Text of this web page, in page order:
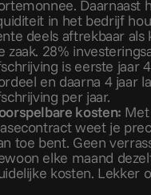
Daarnaast
in het bedrijf
deels aftrekbaar als
zaak. 28%
is eerste jaar
en daarna 4 jaar
per jaar.
kosten:
weet je
toe bent. Geen
elke maand
kosten. Lekker